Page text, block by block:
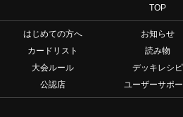
TOP
はじめての方へ お知らせ
カードリスト
読み物
大会ルール
デッキレシピ
公認店
ユーザーサポー